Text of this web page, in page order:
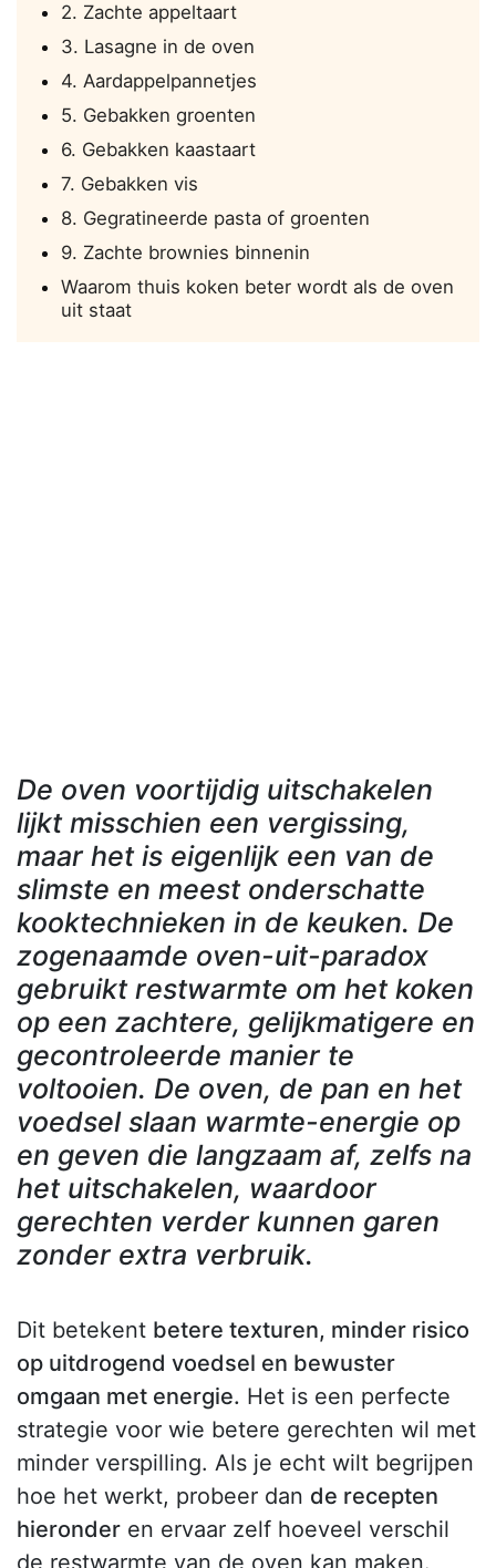
2. Zachte appeltaart
3. Lasagne in de oven
4. Aardappelpannetjes
5. Gebakken groenten
6. Gebakken kaastaart
7. Gebakken vis
8. Gegratineerde pasta of groenten
9. Zachte brownies binnenin
Waarom thuis koken beter wordt als de oven
uit staat
De oven voortijdig uitschakelen
lijkt misschien een vergissing,
maar het is eigenlijk een van de
slimste en meest onderschatte
kooktechnieken in de keuken. De
zogenaamde oven-uit-paradox
gebruikt restwarmte om het koken
op een zachtere, gelijkmatigere en
gecontroleerde manier te
voltooien. De oven, de pan en het
voedsel slaan warmte-energie op
en geven die langzaam af, zelfs na
het uitschakelen, waardoor
gerechten verder kunnen garen
zonder extra verbruik.
Dit betekent betere texturen, minder risico
op uitdrogend voedsel en bewuster
omgaan met energie. Het is een perfecte
strategie voor wie betere gerechten wil met
minder verspilling. Als je echt wilt begrijpen
hoe het werkt, probeer dan de recepten
hieronder en ervaar zelf hoeveel verschil
de restwarmte van de oven kan maken.